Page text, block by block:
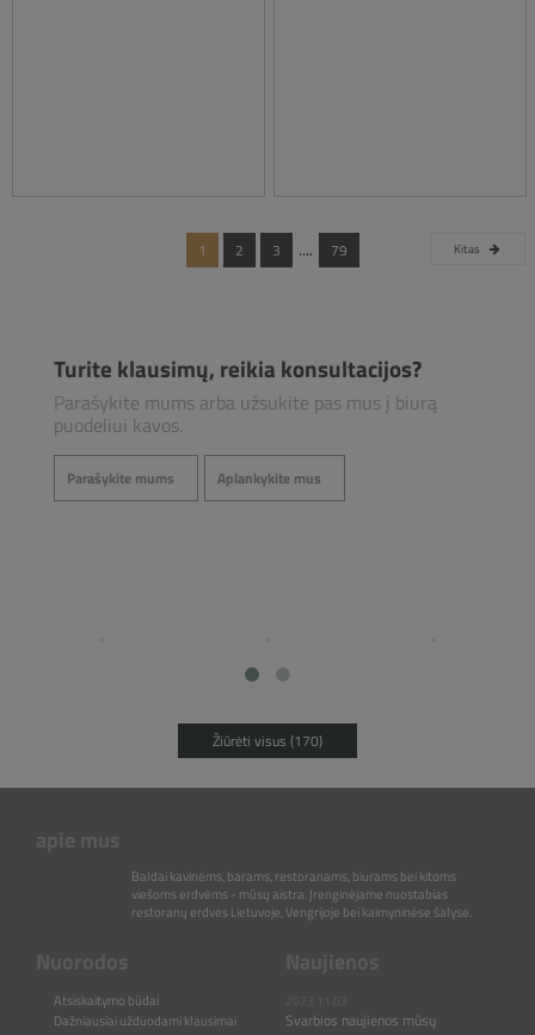
1 2 3 .... 79 Kitas
Turite klausimų, reikia konsultacijos?
Parašykite mums arba užsukite pas mus į biurą
puodeliui kavos.
Parašykite mums Aplankykite mus
Žiūrėti visus (170)
Baldai kavinėms, barams, restoranams, biurams bei kitoms
viešoms erdvėms - mūsų aistra. Įrenginėjame nuostabias
restoranų erdves Lietuvoje, Vengrijoje bei kaimyninėse šalyse.
Atsiskaitymo būdai
Dažniausiai užduodami klausimai
Svarbios naujienos mūsų